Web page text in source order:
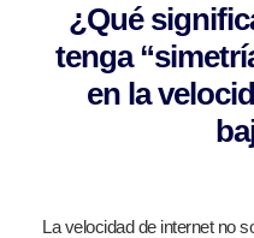
¿Qué
tenga
en la
La velocidad de internet no